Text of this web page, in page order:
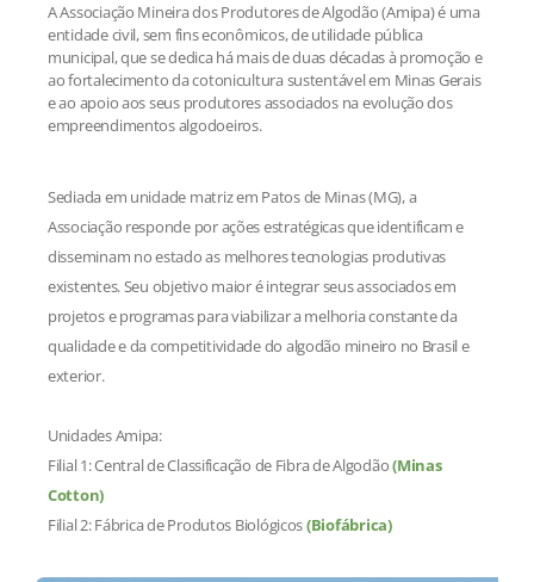
A Associação Mineira dos Produtores de Algodão (Amipa) é uma
entidade civil, sem fins econômicos, de utilidade pública
municipal, que se dedica há mais de duas décadas à promoção e
ao fortalecimento da cotonicultura sustentável em Minas Gerais
e ao apoio aos seus produtores associados na evolução dos
empreendimentos algodoeiros.
Sediada em unidade matriz em Patos de Minas (MG), a
Associação responde por ações estratégicas que identificam e
disseminam no estado as melhores tecnologias produtivas
existentes. Seu objetivo maior é integrar seus associados em
projetos e programas para viabilizar a melhoria constante da
qualidade e da competitividade do algodão mineiro no Brasil e
exterior.
Unidades Amipa:
Filial 1: Central de Classificação de Fibra de Algodão(Minas
Cotton)
Filial 2: Fábrica de Produtos Biológicos(Biofábrica)